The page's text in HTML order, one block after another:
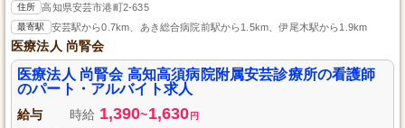
住所 高知県安芸市港町2-635
最寄駅 安芸駅から0.7km、あき総合病院前駅から1.5km、伊尾木駅から1.9km
医療法人 尚腎会
医療法人 尚腎会 高知高須病院附属安芸診療所の看護師
のパート・アルバイト求人
給与 時給 1,390~1,630 円